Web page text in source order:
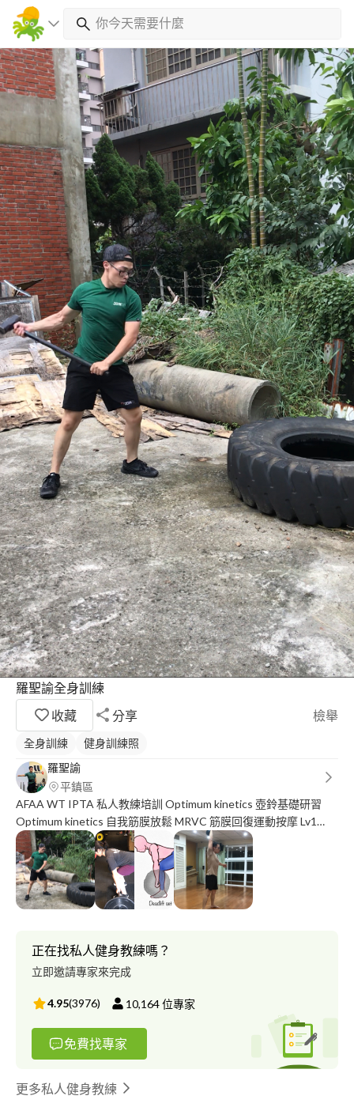
羅聖諭全身訓練
收藏
分享 檢舉
全身訓練
健身訓練照
羅聖諭
平鎮區
AFAA WT IPTA 私人教練培訓 Optimum kinetics 壺鈴基礎研習
Optimum kinetics 自我筋膜放鬆 MRVC 筋膜回復運動按摩 Lv1
IPTA 私人教練證照 成吉思汗中壢館教練 (2020/3～2023/4） 怪獸
C級肌力與體能 19T 怪獸B級肌力與體能 2023 05T
正在找私人健身教練嗎？
立即邀請專家來完成
4.95(3976) 10,164位專家
免費找專家
更多私人健身教練